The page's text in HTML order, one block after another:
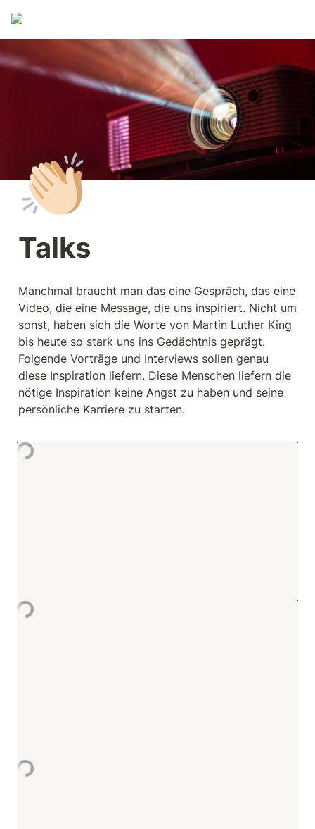
👏🏻
Talks
Manchmal braucht man das eine Gespräch, das eine
Video, die eine Message, die uns inspiriert. Nicht um
sonst, haben sich die Worte von Martin Luther King
bis heute so stark uns ins Gedächtnis geprägt.
Folgende Vorträge und Interviews sollen genau
diese Inspiration liefern. Diese Menschen liefern die
nötige Inspiration keine Angst zu haben und seine
persönliche Karriere zu starten.